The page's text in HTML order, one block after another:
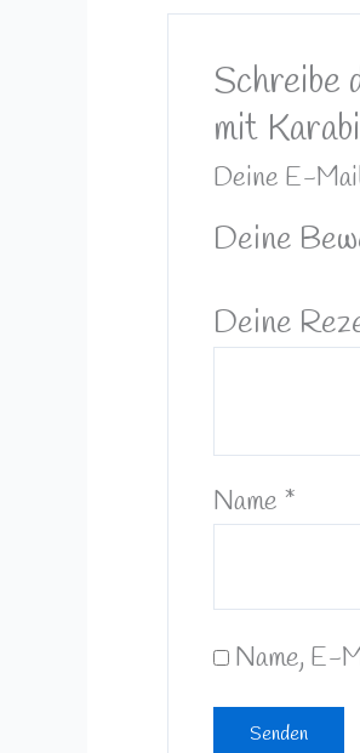
Schreibe
mit
Deine E-
Deine
Deine
Name *
Name, E-